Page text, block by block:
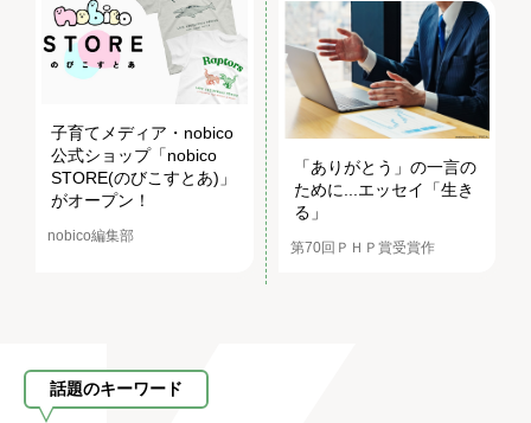
子育てメディア・nobico
公式ショップ「nobico
STORE(のびこすとあ)」
がオープン！
nobico編集部
「ありがとう」の一言の
ために...エッセイ「生き
る」
第70回ＰＨＰ賞受賞作
話題のキーワード